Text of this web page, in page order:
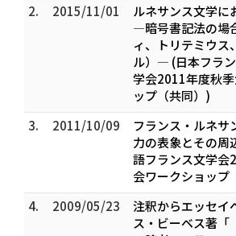
2.
2015/11/01
ルネサンス文学に
—暗号書記法の場
ィ、トリテミウス
ル）— (日本フラ
学会2011年度秋
ップ（共同）)
3.
2011/10/09
フランス・ルネサ
力の表象とその周
語フランス文学会
会ワークショップ
4.
2009/05/23
注釈からエッセイ
ス・ビーベス著「